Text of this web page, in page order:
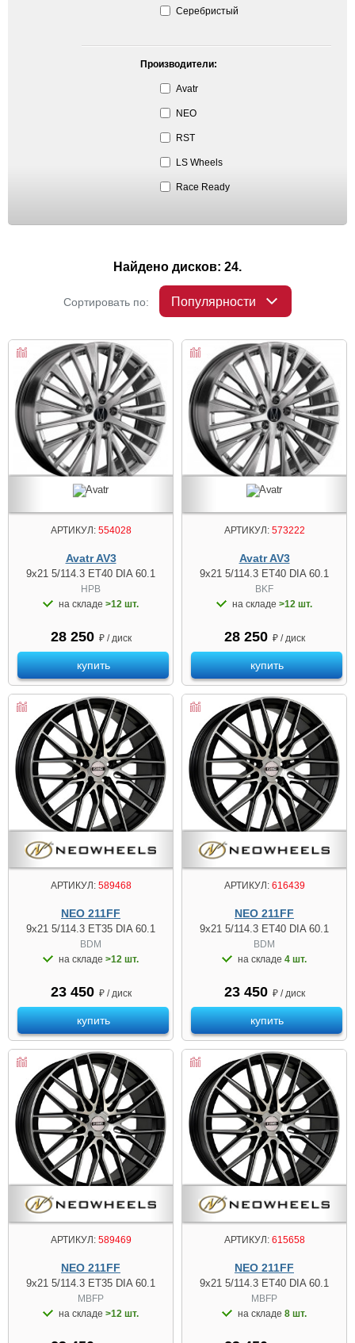
Серебристый
Производители:
Avatr
NEO
RST
LS Wheels
Race Ready
Найдено дисков: 24.
Сортировать по: Популярности
АРТИКУЛ:554028
Avatr AV3
9x21 5/114.3 ET40 DIA 60.1
HPB
на складе >12 шт.
28 250 ₽ / диск
купить
АРТИКУЛ:573222
Avatr AV3
9x21 5/114.3 ET40 DIA 60.1
BKF
на складе >12 шт.
28 250 ₽ / диск
купить
АРТИКУЛ:589468
NEO 211FF
9x21 5/114.3 ET35 DIA 60.1
BDM
на складе >12 шт.
23 450 ₽ / диск
купить
АРТИКУЛ:616439
NEO 211FF
9x21 5/114.3 ET40 DIA 60.1
BDM
на складе 4 шт.
23 450 ₽ / диск
купить
АРТИКУЛ:589469
NEO 211FF
9x21 5/114.3 ET35 DIA 60.1
MBFP
на складе >12 шт.
АРТИКУЛ:615658
NEO 211FF
9x21 5/114.3 ET40 DIA 60.1
MBFP
на складе 8 шт.